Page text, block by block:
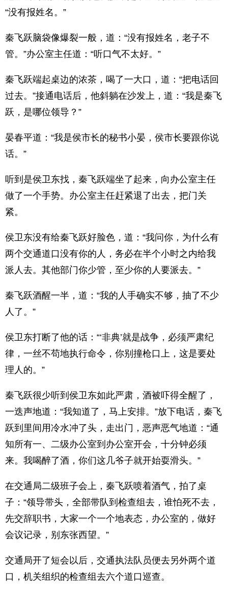
“没有报姓名。”
秦飞跃脑袋像爆裂一般，道：“没有报姓名，老子不
管。”办公室主任道：“听口气不太好。”
秦飞跃端起桌边的浓茶，喝了一大口，道：“把电话回
过去。”接通电话后，他斜躺在沙发上，道：“我是秦飞
跃，是哪位领导？”
晏春平道：“我是侯市长的秘书小晏，侯市长要跟你说
话。”
听到是侯卫东找，秦飞跃端坐了起来，向办公室主任
做了一个手势。办公室主任赶紧退了出去，把门关
紧。
侯卫东没有给秦飞跃好脸色，道：“我问你，为什么有
两个交通道口没有你的人，务必在半个小时之内给我
派人去。其他部门你少管，至少你的人要派去。”
秦飞跃酒醒一半，道：“我的人手确实不够，抽了不少
人了。”
侯卫东打断了他的话：“‘非典’就是战争，必须严肃纪
律，一丝不苟地执行命令，你别撞枪口上，这是要处
理人的。”
秦飞跃很少听到侯卫东如此严肃，酒被吓得全醒了，
一迭声地道：“我知道了，马上安排。”放下电话，秦飞
跃到里间用冷水冲了头，走出门，恶声恶气地道：“通
知所有一、二级办公室到办公室开会，十分钟必须
来。我喝醉了酒，你们这几爷子就开始耍滑头。”
在交通局二级班子会上，秦飞跃喷着酒气，拍了桌
子：“领导带头，全部带队到检查组去，谁怕死不去，
先交辞职书，大家一个一个地表态，办公室的，做好
会议记录，别东张西望。”
交通局开了短会以后，交通执法队员便去另外两个道
口，机关组织的检查组去六个道口巡查。